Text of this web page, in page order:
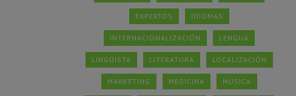
EXPERTOS IDIOMAS
INTERNACIONALIZACIÓN LENGUA
LINGÜISTA LITERATURA LOCALIZACIÓN
MARKETING MEDICINA MÚSICA